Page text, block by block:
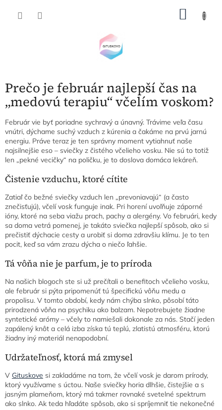
Prečo je február najlepší čas na
„medovú terapiu“ včelím voskom?
Február vie byť poriadne sychravý a únavný. Trávime veľa času
vnútri, dýchame suchý vzduch z kúrenia a čakáme na prvú jarnú
energiu. Práve teraz je ten správny moment vytiahnuť naše
najsilnejšie eso – sviečky z čistého včelieho vosku. Nie sú to totiž
len „pekné vecičky“ na poličku, je to doslova domáca lekáreň.
Čistenie vzduchu, ktoré cítite
Zatiaľ čo bežné sviečky vzduch len „prevoniavajú“ (a často
znečisťujú), včelí vosk funguje inak. Pri horení uvoľňuje záporné
ióny, ktoré na seba viažu prach, pachy a alergény. Vo februári, kedy
sa doma vetrá pomenej, je takáto sviečka najlepší spôsob, ako si
prečistiť dýchacie cesty a urobiť si doma zdravšiu klímu. Je to ten
pocit, keď sa vám zrazu dýcha o niečo ľahšie.
Tá vôňa nie je parfum, je to príroda
Na našich blogoch ste si už prečítali o benefitoch včelieho vosku,
ale február si pýta pripomenúť tú špecifickú vôňu medu a
propolisu. V tomto období, kedy nám chýba slnko, pôsobí táto
prirodzená vôňa na psychiku ako balzam. Nepotrebujete žiadne
syntetické arómy – včely to namiešali dokonale za nás. Stačí jeden
zapálený knôt a celá izba získa tú teplú, zlatistú atmosféru, ktorú
žiadny iný materiál nenapodobní.
Udržateľnosť, ktorá má zmysel
V Gituskove si zakladáme na tom, že včelí vosk je darom prírody,
ktorý využívame s úctou. Naše sviečky horia dlhšie, čistejšie a s
jasným plameňom, ktorý má takmer rovnaké svetelné spektrum
ako slnko. Ak teda hľadáte spôsob, ako si spríjemniť tie nekonečné